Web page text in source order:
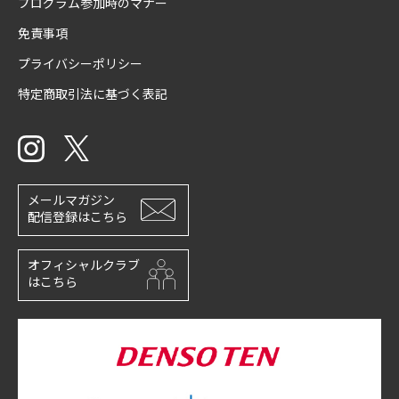
免責事項
プライバシーポリシー
特定商取引法に基づく表記
メールマガジン
配信登録はこちら
オフィシャルクラブ
はこちら